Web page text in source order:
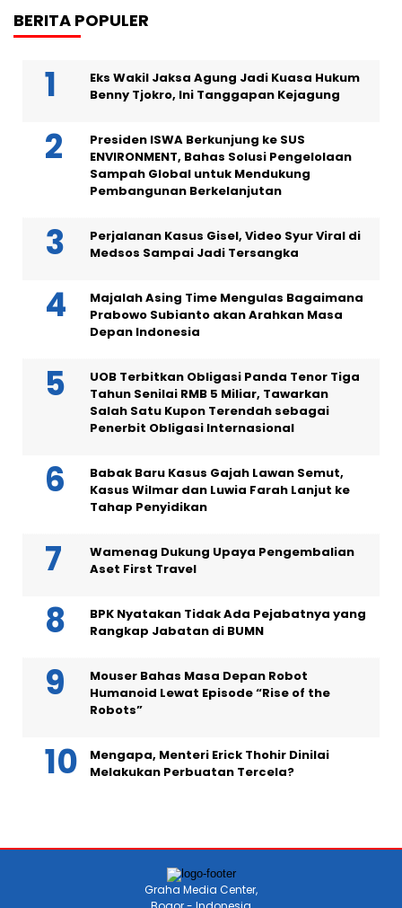
BERITA POPULER
Eks Wakil Jaksa Agung Jadi Kuasa Hukum
Benny Tjokro, Ini Tanggapan Kejagung
Presiden ISWA Berkunjung ke SUS
ENVIRONMENT, Bahas Solusi Pengelolaan
Sampah Global untuk Mendukung
Pembangunan Berkelanjutan
Perjalanan Kasus Gisel, Video Syur Viral di
Medsos Sampai Jadi Tersangka
Majalah Asing Time Mengulas Bagaimana
Prabowo Subianto akan Arahkan Masa
Depan Indonesia
UOB Terbitkan Obligasi Panda Tenor Tiga
Tahun Senilai RMB 5 Miliar, Tawarkan
Salah Satu Kupon Terendah sebagai
Penerbit Obligasi Internasional
Babak Baru Kasus Gajah Lawan Semut,
Kasus Wilmar dan Luwia Farah Lanjut ke
Tahap Penyidikan
Wamenag Dukung Upaya Pengembalian
Aset First Travel
BPK Nyatakan Tidak Ada Pejabatnya yang
Rangkap Jabatan di BUMN
Mouser Bahas Masa Depan Robot
Humanoid Lewat Episode “Rise of the
Robots”
Mengapa, Menteri Erick Thohir Dinilai
Melakukan Perbuatan Tercela?
Graha Media Center,